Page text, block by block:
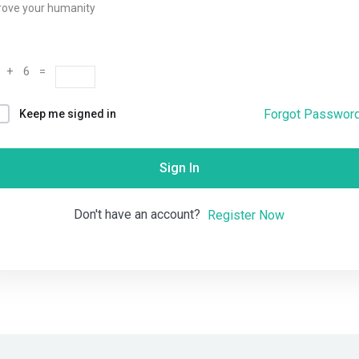
your humanity
+ 6 =
Keep me signed in Forgot
Sign In
Don't have an account? Register Now